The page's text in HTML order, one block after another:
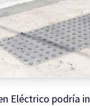
Eléctrico podría